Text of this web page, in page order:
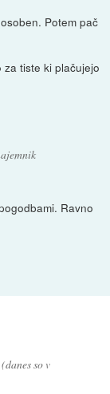
Potem pač
tiste ki plačujejo
Ravno
so v